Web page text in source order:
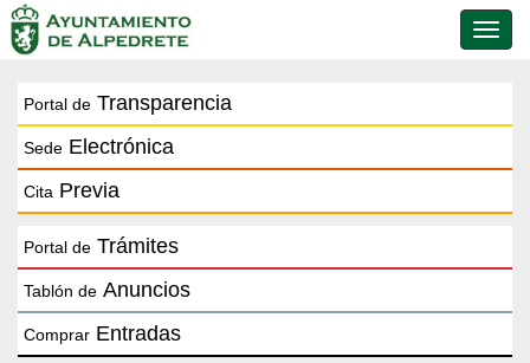
de
Portal de Transparencia
Sede Electrónica
Cita Previa
Portal de Trámites
Tablón de Anuncios
Comprar Entradas